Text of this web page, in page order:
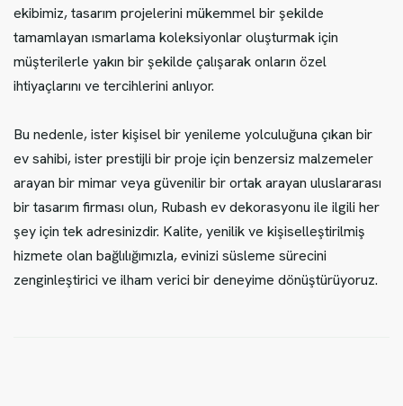
ekibimiz, tasarım projelerini mükemmel bir şekilde
tamamlayan ısmarlama koleksiyonlar oluşturmak için
müşterilerle yakın bir şekilde çalışarak onların özel
ihtiyaçlarını ve tercihlerini anlıyor.
Bu nedenle, ister kişisel bir yenileme yolculuğuna çıkan bir
ev sahibi, ister prestijli bir proje için benzersiz malzemeler
arayan bir mimar veya güvenilir bir ortak arayan uluslararası
bir tasarım firması olun, Rubash ev dekorasyonu ile ilgili her
şey için tek adresinizdir. Kalite, yenilik ve kişiselleştirilmiş
hizmete olan bağlılığımızla, evinizi süsleme sürecini
zenginleştirici ve ilham verici bir deneyime dönüştürüyoruz.